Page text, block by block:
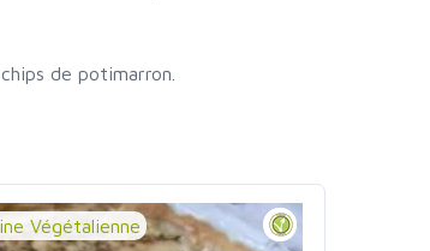
de potimarron.
Végétalienne